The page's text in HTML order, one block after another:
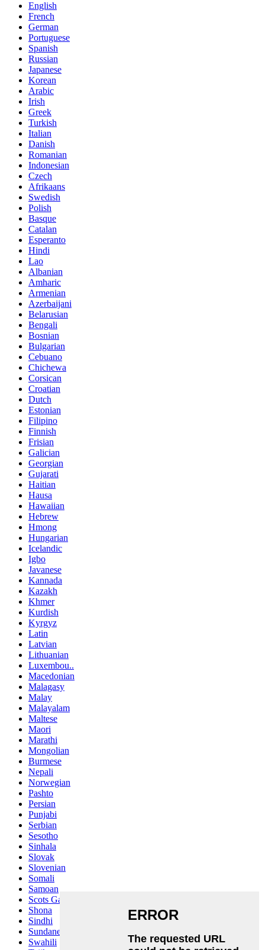
English
French
German
Portuguese
Spanish
Russian
Japanese
Korean
Arabic
Irish
Greek
Turkish
Italian
Danish
Romanian
Indonesian
Czech
Afrikaans
Swedish
Polish
Basque
Catalan
Esperanto
Hindi
Lao
Albanian
Amharic
Armenian
Azerbaijani
Belarusian
Bengali
Bosnian
Bulgarian
Cebuano
Chichewa
Corsican
Croatian
Dutch
Estonian
Filipino
Finnish
Frisian
Galician
Georgian
Gujarati
Haitian
Hausa
Hawaiian
Hebrew
Hmong
Hungarian
Icelandic
Igbo
Javanese
Kannada
Kazakh
Khmer
Kurdish
Kyrgyz
Latin
Latvian
Lithuanian
Luxembou..
Macedonian
Malagasy
Malay
Malayalam
Maltese
Maori
Marathi
Mongolian
Burmese
Nepali
Norwegian
Pashto
Persian
Punjabi
Serbian
Sesotho
Sinhala
Slovak
Slovenian
Somali
Samoan
Scots Gaelic
Shona
Sindhi
Sundanese
Swahili